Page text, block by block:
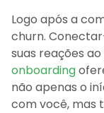
Logo após a
churn.
suas reações
onboarding
não apenas o
com você, mas